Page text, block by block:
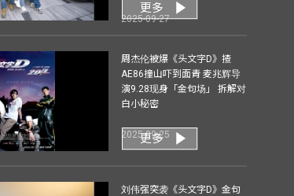
2025-09-27
更多
周杰伦被爆《头文字D》揸
AE86撞山吓到面青 麦兆辉导
演9.28现身「金句场」 拆解对
白小秘密
2025-09-25
更多
刘伟强突袭《头文字D》金句